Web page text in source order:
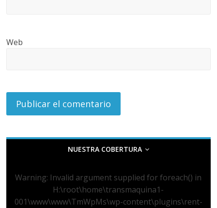
Web
NUESTRA COBERTURA
Warning: Invalid argument supplied for foreach() in
H:\root\home\transmaquina1-
001\www\www\TmWpMs\wp-content\plugins\rent-